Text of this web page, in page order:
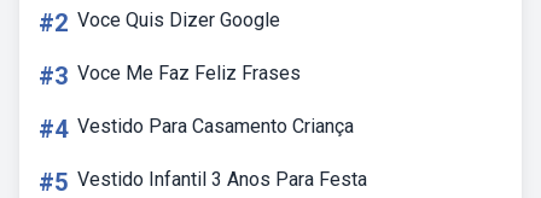
#2 Voce Quis Dizer Google
#3 Voce Me Faz Feliz Frases
#4 Vestido Para Casamento Criança
#5 Vestido Infantil 3 Anos Para Festa